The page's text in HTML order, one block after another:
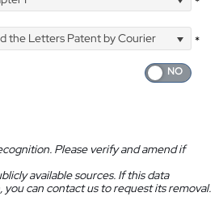
the Letters Patent by Courier
*
Please verify and amend if
available sources. If this data
can contact us to request its removal.